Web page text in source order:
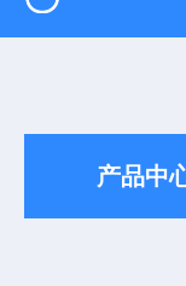
产品中